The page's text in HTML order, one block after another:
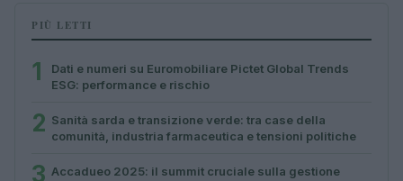
PIÙ LETTI
1
Dati e numeri su Euromobiliare Pictet Global Trends
ESG: performance e rischio
2 Sanità sarda e transizione verde: tra case della
comunità, industria farmaceutica e tensioni politiche
3 Accadueo 2025: il summit cruciale sulla gestione